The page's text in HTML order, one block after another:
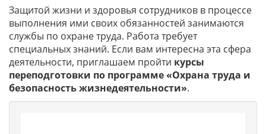
Защитой жизни и здоровья сотрудников в процессе
выполнения ими своих обязанностей занимаются
службы по охране труда. Работа требует
специальных знаний. Если вам интересна эта сфера
деятельности, приглашаем пройти курсы
переподготовки по программе «Охрана труда и
безопасность жизнедеятельности».